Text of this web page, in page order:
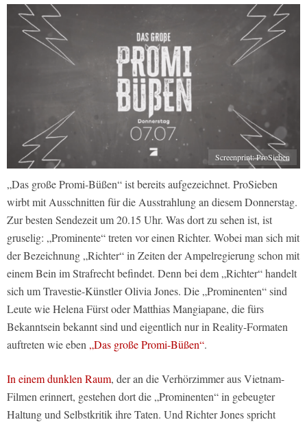
Screenprint: ProSieben
„Das große Promi-Büßen“ ist bereits aufgezeichnet. ProSieben
wirbt mit Ausschnitten für die Ausstrahlung an diesem Donnerstag.
Zur besten Sendezeit um 20.15 Uhr. Was dort zu sehen ist, ist
gruselig: „Prominente“ treten vor einen Richter. Wobei man sich mit
der Bezeichnung „Richter“ in Zeiten der Ampelregierung schon mit
einem Bein im Strafrecht befindet. Denn bei dem „Richter“ handelt
sich um Travestie-Künstler Olivia Jones. Die „Prominenten“ sind
Leute wie Helena Fürst oder Matthias Mangiapane, die fürs
Bekanntsein bekannt sind und eigentlich nur in Reality-Formaten
auftreten wie eben „Das große Promi-Büßen“.
In einem dunklen Raum, der an die Verhörzimmer aus Vietnam-
Filmen erinnert, gestehen dort die „Prominenten“ in gebeugter
Haltung und Selbstkritik ihre Taten. Und Richter Jones spricht